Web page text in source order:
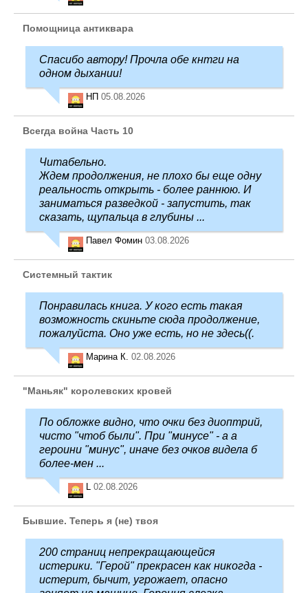
Помощница антиквара
Спасибо автору! Прочла обе кнтги на
одном дыхании!
НП 05.08.2026
Всегда война Часть 10
Читабельно.
Ждем продолжения, не плохо бы еще одну
реальность открыть - более раннюю. И
заниматься разведкой - запустить, так
сказать, щупальца в глубины ...
Павел Фомин 03.08.2026
Системный тактик
Понравилась книга. У кого есть такая
возможность скиньте сюда продолжение,
пожалуйста. Оно уже есть, но не здесь((.
Марина К. 02.08.2026
"Маньяк" королевских кровей
По обложке видно, что очки без диоптрий,
чисто "чтоб были". При "минусе" - а а
героини "минус", иначе без очков видела б
более-мен ...
02.08.2026
Бывшие. Теперь я (не) твоя
200 страниц непрекращающейся
истерики. "Герой" прекрасен как никогда -
истерит, бычит, угрожает, опасно